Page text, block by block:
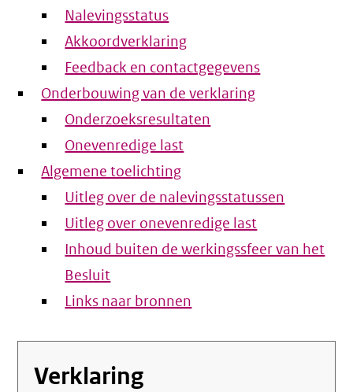
Nalevingsstatus
Akkoordverklaring
Feedback en contactgegevens
Onderbouwing van de verklaring
Onderzoeksresultaten
Onevenredige last
Algemene toelichting
Uitleg over de nalevingsstatussen
Uitleg over onevenredige last
Inhoud buiten de werkingssfeer van het
Besluit
Links naar bronnen
Verklaring